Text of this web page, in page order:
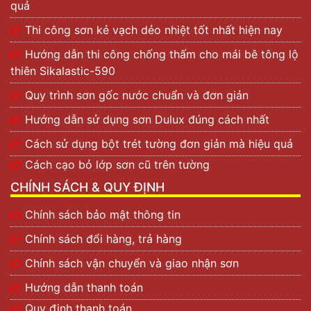
Top 3 hãng sơn phủ tốt nhất hiện nay
Trên thị trường hiện nay có hàng trăm hãng sơn phủ
Mỗi hãng có ưu nhược điểm nhất định. Sau đây chúng
tôi xin giới thiệu với quý khách 3 hãng sơn phủ có chất
lượng tốt và được lựa chọn nhiều nhất hiện nay:
Đa dạng màu sắc với sơn Dulux
quả
Thi công sơn kẻ vạch dẻo nhiệt tốt nhất hiện nay
Hướng dẫn thi công chống thấm cho mái bê tông lộ
thiên Sikalastic-590
Quy trình sơn gốc nước chuẩn và đơn giản
Hướng dẫn sử dụng sơn Dulux đúng cách nhất
Cách sử dụng bột trét tường đơn giản mà hiệu quả
Cách cạo bỏ lớp sơn cũ trên tường
CHÍNH SÁCH & QUY ĐỊNH
Chính sách bảo mật thông tin
Chính sách đổi hàng, trả hàng
Chính sách vận chuyển và giao nhận sơn
Hướng dẫn thanh toán
Quy định thanh toán